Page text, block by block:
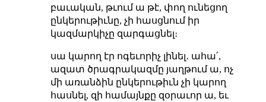
բաւական, թւում ա թէ, փող ունեցող
ընկերութիւնը, չի հասցնում իր
կազմարկիչը զարգացնել։
սա կարող էր ոգեւորիչ լինել․ ահա՛,
ազատ ծրագրակազմը յաղթում ա, ոչ
մի առանձին ընկերութիւն չի կարող
հասնել, զի համայնքը զօրաւոր ա, եւ